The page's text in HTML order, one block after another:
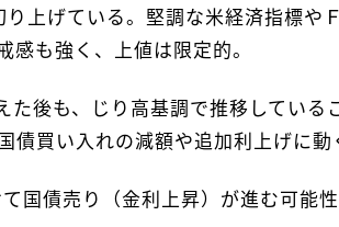
上げている。堅調な米経済指標や
も強く、上値は限定的。
後も、じり高基調で推移してい
買い入れの減額や追加利上げに動
国債売り（金利上昇）が進む可能